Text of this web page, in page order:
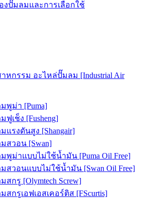
งปั๊มลมและการเลือกใช้
หกรรม อะไหล่ปั๊มลม [Industrial Air
พูม่า [Puma]
ฟูเช็ง [Fusheng]
แรงดันสูง [Shangair]
สวอน [Swan]
พูม่าแบบไม่ใช้น้ำมัน [Puma Oil Free]
สวอนแบบไม่ใช้น้ำมัน [Swan Oil Free]
สกรู [Olymtech Screw]
สกรูเอฟเอสเคอร์ติส [FScurtis]